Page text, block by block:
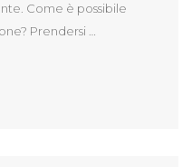
Come è possibile
Prendersi …
di sé, sia dentro che fuori, in 7